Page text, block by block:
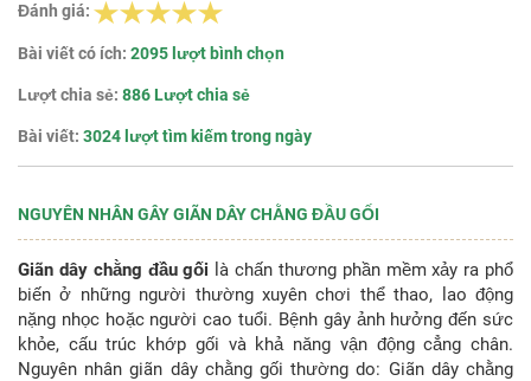
Đánh giá:
Bài viết có ích: 2095 lượt bình chọn
Lượt chia sẻ: 886 Lượt chia sẻ
Bài viết: 3024 lượt tìm kiếm trong ngày
NGUYÊN NHÂN GÂY GIÃN DÂY CHẰNG ĐẦU GỐI
Giãn dây chằng đầu gối là chấn thương phần mềm xảy ra phổ
biến ở những người thường xuyên chơi thể thao, lao động
nặng nhọc hoặc người cao tuổi. Bệnh gây ảnh hưởng đến sức
khỏe, cấu trúc khớp gối và khả năng vận động cẳng chân.
Nguyên nhân giãn dây chằng gối thường do: Giãn dây chằng